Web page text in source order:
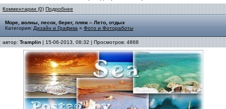
Комментарии (0) Подробнее
Море, волны, песок, берег, пляж – Лето, отдых
Категория: Дизайн и Графика » Фото и Фотоработы
автор: Tramplin | 15-06-2013, 08:32 | Просмотров: 4868